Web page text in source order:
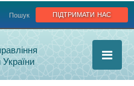
підтримати нас
Пошук